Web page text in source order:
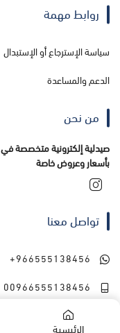
الرئيسية
روابط مهمة
سياسة الإسترجاع أو الإستبدال
الدعم والمساعدة
من نحن
صيدلية إلكترونية متخصصة في
بأسعار وعروض خاصة
تواصل معنا
+966555138456
00966555138456